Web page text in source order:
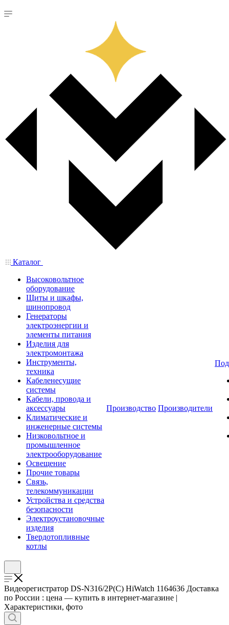
Каталог
Высоковольтное
оборудование
Щиты и шкафы,
шинопровод
Генераторы
электроэнергии и
элементы питания
Изделия для
электромонтажа
Инструменты,
техника
Кабеленесущие
системы
Кабели, провода и
аксессуары
Климатические и
инженерные системы
Низковольтное и
промышленное
электрооборудование
Освещение
Прочие товары
Связь,
телекоммуникации
Устройства и средства
безопасности
Электроустановочные
изделия
Твердотопливные
котлы
Производство Производители
Видеорегистратор DS-N316/2P(C) HiWatch 1164636 Доставка
по России : цена — купить в интернет-магазине |
Характеристики, фото